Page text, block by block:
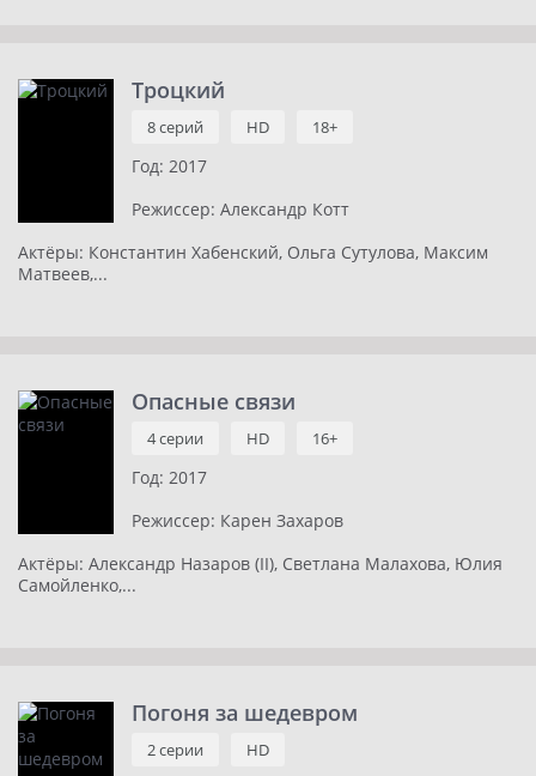
Троцкий
8 серий HD 18+
Год: 2017
Режиссер: Александр Котт
Актёры: Константин Хабенский, Ольга Сутулова, Максим
Матвеев,...
Опасные связи
4 серии HD 16+
Год: 2017
Режиссер: Карен Захаров
Актёры: Александр Назаров (II), Светлана Малахова, Юлия
Самойленко,...
Погоня за шедевром
2 серии HD